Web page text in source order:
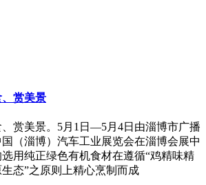
赏美景
赏美景。5月1日—5月4日由淄博市广播
（淄博）汽车工业展览会在淄博会展中
用纯正绿色有机食材在遵循“鸡精味精
态”之原则上精心烹制而成